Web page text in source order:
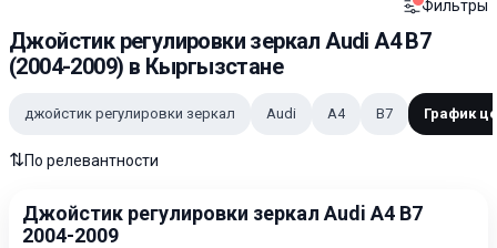
Фильтры
Джойстик регулировки зеркал Audi A4 B7
(2004-2009) в Кыргызстане
джойстик регулировки зеркал Audi A4 B7 График
⇅По релевантности
Джойстик регулировки зеркал Audi A4 B7
2004-2009